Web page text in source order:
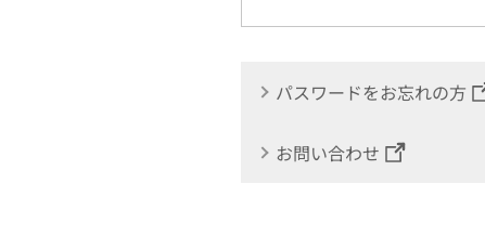
パスワードをお忘れの方
お問い合わせ